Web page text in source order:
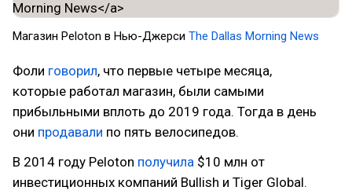
Магазин Peloton в Нью-Джерси The Dallas Morning News
Фоли говорил, что первые четыре месяца,
которые работал магазин, были самыми
прибыльными вплоть до 2019 года. Тогда в день
они продавали по пять велосипедов.
В 2014 году Peloton получила $10 млн от
инвестиционных компаний Bullish и Tiger Global.